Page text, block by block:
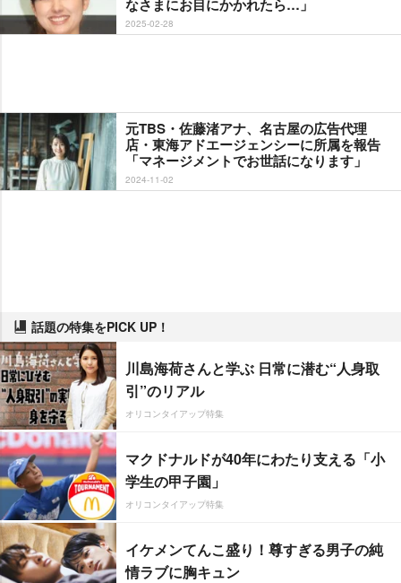
なさまにお目にかかれたら…」
2025-02-28
元TBS・佐藤渚アナ、名古屋の広告代理
店・東海アドエージェンシーに所属を報告
「マネージメントでお世話になります」
2024-11-02
話題の特集をPICK UP！
川島海荷さんと学ぶ 日常に潜む“人身取
引”のリアル
オリコンタイアップ特集
マクドナルドが40年にわたり支える「小
学生の甲子園」
オリコンタイアップ特集
イケメンてんこ盛り！尊すぎる男子の純
情ラブに胸キュン